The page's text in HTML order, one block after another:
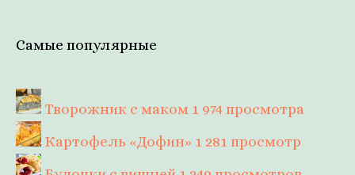
Самые популярные
Творожник с маком 1 974 просмотра
Картофель «Дофин» 1 281 просмотр